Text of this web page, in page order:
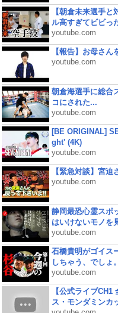
【朝倉未来選手
ル高すぎてビビっ
youtube.com
【報告】お母さん
youtube.com
朝倉海選手に総合
コにされた...
youtube.com
[BE ORIGINAL]
ght' (4K)
youtube.com
【緊急対談】宮迫
youtube.com
静岡最恐心霊スポ
はいけないモノを
youtube.com
石橋貴明がゴイス
しちゃう、でしょ
youtube.com
【公式ライブ
ス・モンダミンカ